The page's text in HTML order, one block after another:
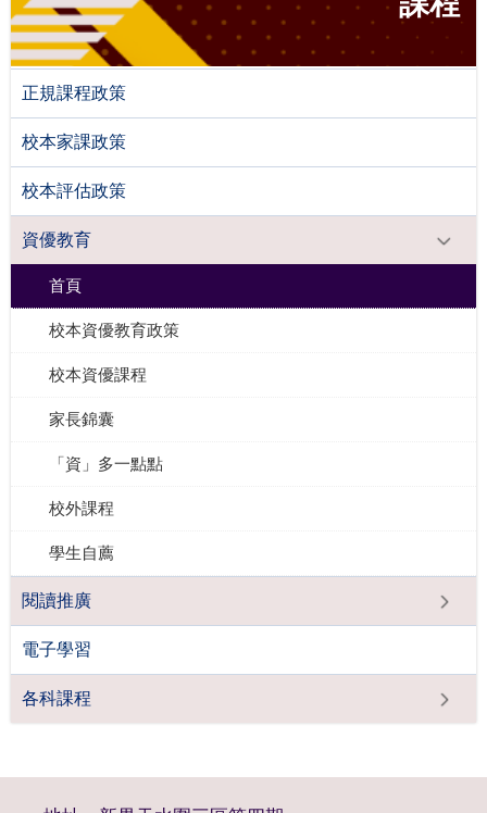
正規課程政策
校本家課政策
校本評估政策
資優教育
首頁
校本資優教育政策
校本資優課程
家長錦囊
「資」多一點點
校外課程
學生自薦
閱讀推廣
電子學習
各科課程